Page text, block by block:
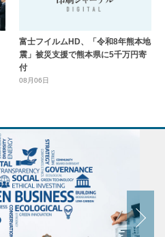
富士フイルムHD、「令和8年熊本地
震」被災支援で熊本県に5千万円寄
付
08月06日